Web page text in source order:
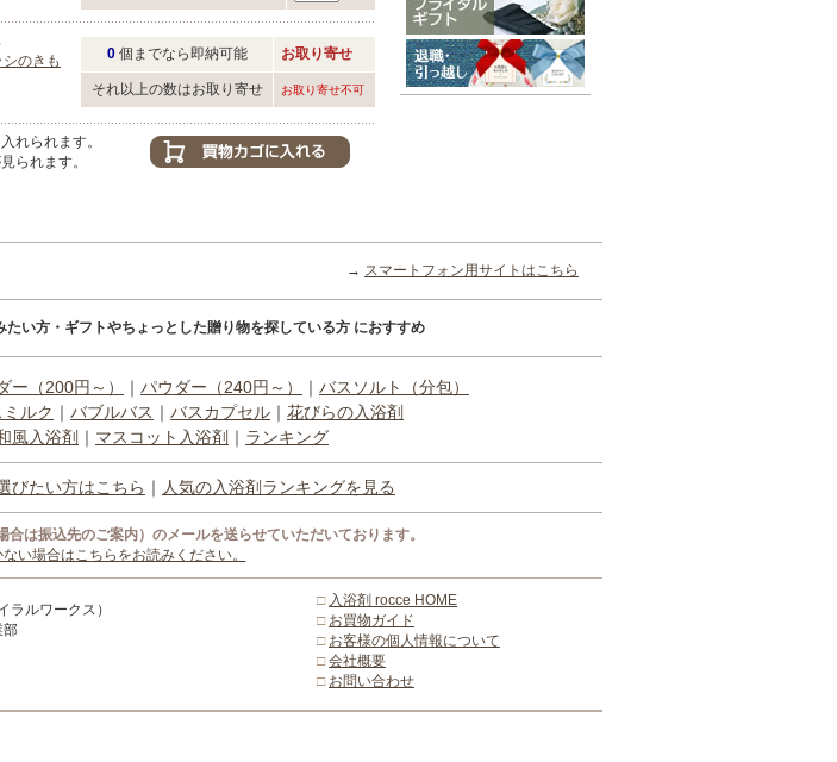
のきも
0 個までなら即納可能 お取り寄せ
それ以上の数はお取り寄せ お取り寄せ不可
れられます。
られます。
→ スマートフォン用サイトはこちら
い方・ギフトやちょっとした贈り物を探している方 におすすめ
ー（200円～） ｜ パウダー（240円～） ｜ バスソルト（分包）
ルク ｜ バブルバス ｜ バスカプセル ｜ 花びらの入浴剤
風入浴剤 ｜ マスコット入浴剤 ｜ ランキング
びたい方はこちら ｜ 人気の入浴剤ランキングを見る
は振込先のご案内）のメールを送らせていただいております。
い場合はこちらをお読みください。
ラルワークス）
部
□ 入浴剤 rocce HOME
□ お買物ガイド
□ お客様の個人情報について
□ 会社概要
□ お問い合わせ